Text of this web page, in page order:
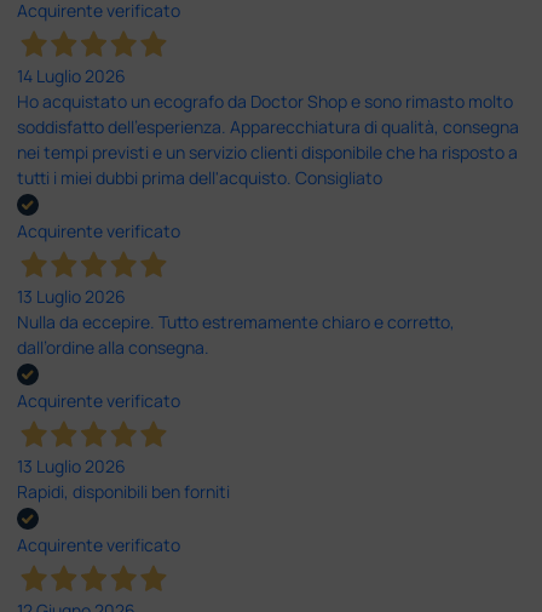
Acquirente verificato
14 Luglio 2026
Ho acquistato un ecografo da Doctor Shop e sono rimasto molto
soddisfatto dell'esperienza. Apparecchiatura di qualità, consegna
nei tempi previsti e un servizio clienti disponibile che ha risposto a
tutti i miei dubbi prima dell'acquisto. Consigliato
Acquirente verificato
13 Luglio 2026
Nulla da eccepire. Tutto estremamente chiaro e corretto,
dall’ordine alla consegna.
Acquirente verificato
13 Luglio 2026
Rapidi, disponibili ben forniti
Acquirente verificato